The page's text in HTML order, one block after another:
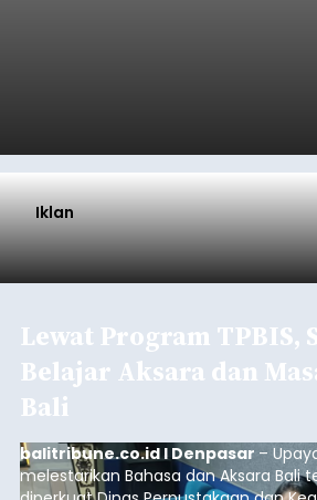
Iklan
Lewat Program TPBIS,
Belajar Aksara dan
Bali
balitribune.co.id I Denpasar –
melestarikan Bahasa dan Aksara Bali